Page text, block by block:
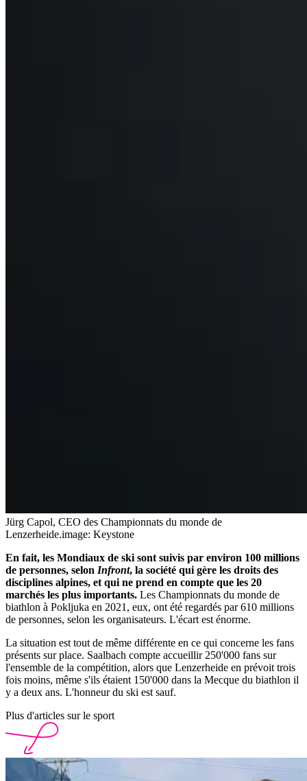
Jürg Capol, CEO des Championnats du monde de
Lenzerheide.image: Keystone
En fait, les Mondiaux de ski sont suivis par environ 100 millions
de personnes, selon Infront, la société qui gère les droits des
disciplines alpines, et qui ne prend en compte que les 20
marchés les plus importants. Les Championnats du monde de
biathlon à Pokljuka en 2021, eux, ont été regardés par 610 millions
de personnes, selon les organisateurs. L'écart est énorme.
La situation est tout de même différente en ce qui concerne les fans
présents sur place. Saalbach compte accueillir 250'000 fans sur
l'ensemble de la compétition, alors que Lenzerheide en prévoit trois
fois moins, même s'ils étaient 150'000 dans la Mecque du biathlon il
y a deux ans. L'honneur du ski est sauf.
Plus d'articles sur le sport